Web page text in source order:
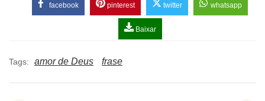
facebook pinterest twitter whatsapp
Baixar
Tags: amor de Deus frase